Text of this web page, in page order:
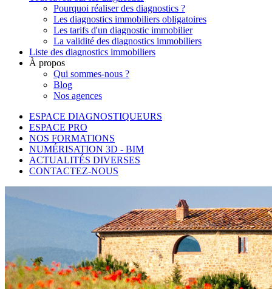
Pourquoi réaliser des diagnostics ?
Les diagnostics immobiliers obligatoires
Les tarifs d'un diagnostic immobilier
La validité des diagnostics immobiliers
Liste des diagnostics immobiliers
À propos
Qui sommes-nous ?
Blog
Nos agences
ESPACE DIAGNOSTIQUEURS
ESPACE PRO
NOS FORMATIONS
NUMÉRISATION 3D - BIM
ACTUALITÉS DIVERSES
CONTACTEZ-NOUS